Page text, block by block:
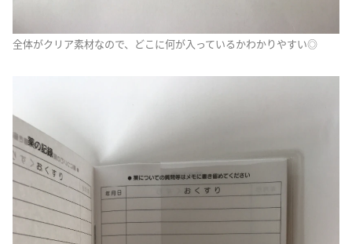
全体がクリア素材なので、どこに何が入っているかわかりやすい◎